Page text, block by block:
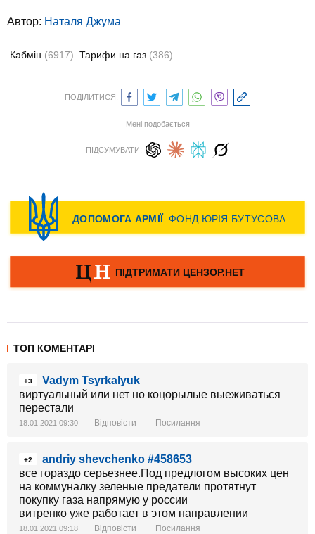
Автор: Наталя Джума
Кабмін (6917) Тарифи на газ (386)
ПОДІЛИТИСЯ:
Мені подобається
ПІДСУМУВАТИ:
ТОП КОМЕНТАРІ
+3
Vadym Tsyrkalyuk
виртуальный или нет но коцорылые выеживаться
перестали
18.01.2021 09:30 Відповісти Посилання
+2
andriy shevchenko #458653
все гораздо серьезнее.Под предлогом высоких цен
на коммуналку зеленые предатели протятнут
покупку газа напрямую у россии
витренко уже работает в этом направлении
18.01.2021 09:18 Відповісти Посилання